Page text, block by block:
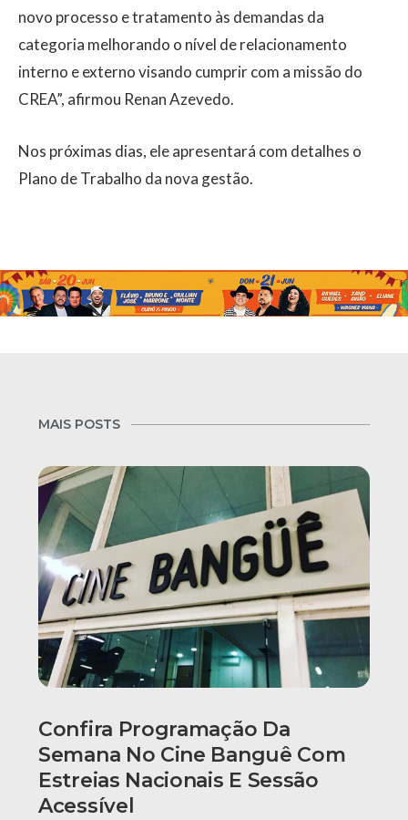
novo processo e tratamento às demandas da
categoria melhorando o nível de relacionamento
interno e externo visando cumprir com a missão do
CREA”, afirmou Renan Azevedo.
Nos próximas dias, ele apresentará com detalhes o
Plano de Trabalho da nova gestão.
MAIS POSTS
Confira Programação Da
Semana No Cine Banguê Com
Estreias Nacionais E Sessão
Acessível